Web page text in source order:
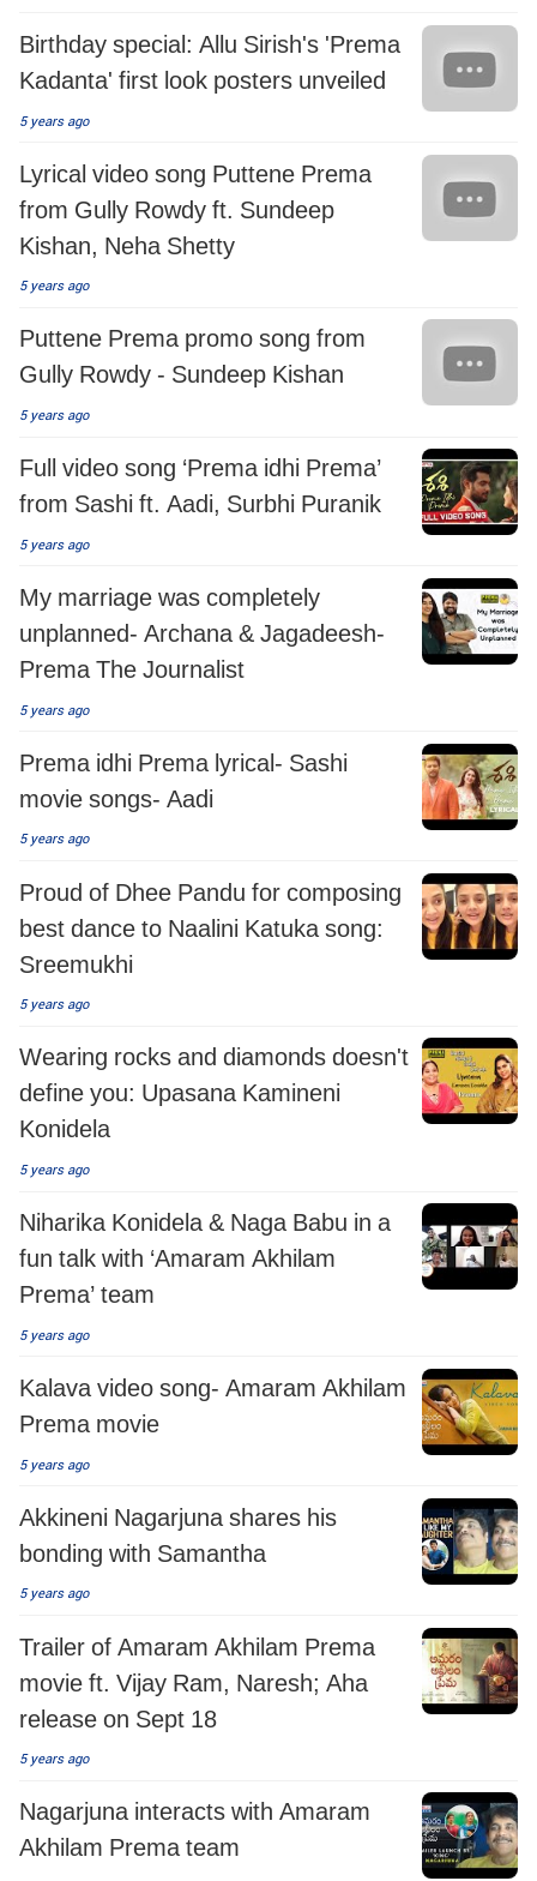
Birthday special: Allu Sirish's 'Prema
Kadanta' first look posters unveiled
5 years ago
Lyrical video song Puttene Prema
from Gully Rowdy ft. Sundeep
Kishan, Neha Shetty
5 years ago
Puttene Prema promo song from
Gully Rowdy - Sundeep Kishan
5 years ago
Full video song ‘Prema idhi Prema’
from Sashi ft. Aadi, Surbhi Puranik
5 years ago
My marriage was completely
unplanned- Archana & Jagadeesh-
Prema The Journalist
5 years ago
Prema idhi Prema lyrical- Sashi
movie songs- Aadi
5 years ago
Proud of Dhee Pandu for composing
best dance to Naalini Katuka song:
Sreemukhi
5 years ago
Wearing rocks and diamonds doesn't
define you: Upasana Kamineni
Konidela
5 years ago
Niharika Konidela & Naga Babu in a
fun talk with ‘Amaram Akhilam
Prema’ team
5 years ago
Kalava video song- Amaram Akhilam
Prema movie
5 years ago
Akkineni Nagarjuna shares his
bonding with Samantha
5 years ago
Trailer of Amaram Akhilam Prema
movie ft. Vijay Ram, Naresh; Aha
release on Sept 18
5 years ago
Nagarjuna interacts with Amaram
Akhilam Prema team